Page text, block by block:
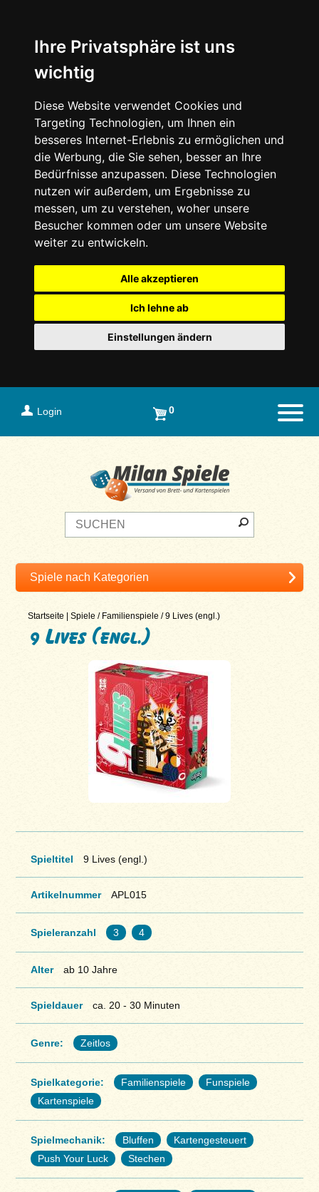
Ihre Privatsphäre ist uns
wichtig
Diese Website verwendet Cookies und
Targeting Technologien, um Ihnen ein
besseres Internet-Erlebnis zu ermöglichen und
die Werbung, die Sie sehen, besser an Ihre
Bedürfnisse anzupassen. Diese Technologien
nutzen wir außerdem, um Ergebnisse zu
messen, um zu verstehen, woher unsere
Besucher kommen oder um unsere Website
weiter zu entwickeln.
Alle akzeptieren
Ich lehne ab
Einstellungen ändern
Login 0
Startseite |Spiele / Familienspiele /9 Lives (engl.)
9 Lives (engl.)
Spieltitel 9 Lives (engl.)
Artikelnummer APL015
Spieleranzahl 3 4
Alter ab 10 Jahre
Spieldauer ca. 20 - 30 Minuten
Genre: Zeitlos
Spielkategorie: Familienspiele
Funspiele
Kartenspiele
Spielmechanik: Bluffen
Kartengesteuert
Push Your Luck
Stechen